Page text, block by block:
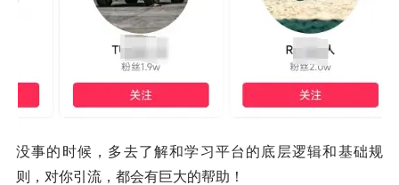
没事的时候，多去了解和学习平台的底层逻辑和基础规
则，对你引流，都会有巨大的帮助！